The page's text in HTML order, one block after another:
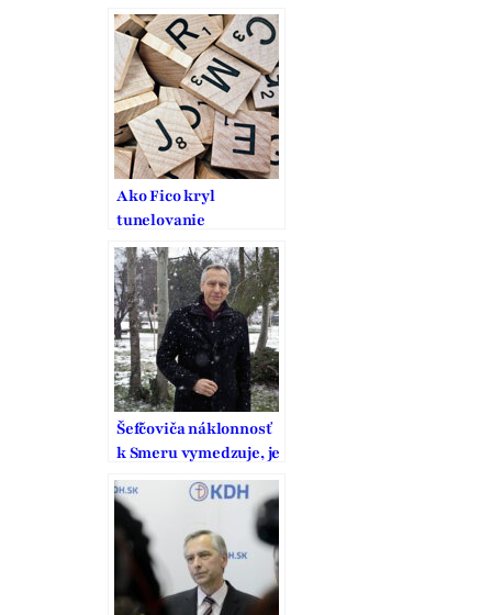
Ako Fico kryl
tunelovanie
Váhostavu, píše Figeľ
exkluzívne v HN
Šefčoviča náklonnosť
k Smeru vymedzuje, je
to pritom strana
vodcovského typu